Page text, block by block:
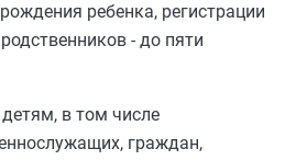
ребенка, регистрации
- до пяти
в том числе
граждан,